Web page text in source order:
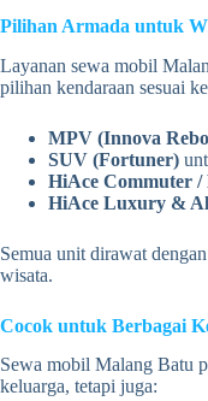
Pilihan Armada untuk
Layanan sewa mobil
pilihan kendaraan sesuai
MPV (Innova
SUV (Fortuner)
HiAce Commuter /
HiAce Luxury &
Semua unit dirawat
wisata.
Cocok untuk Berbagai
Sewa mobil Malang Batu
keluarga, tetapi juga: